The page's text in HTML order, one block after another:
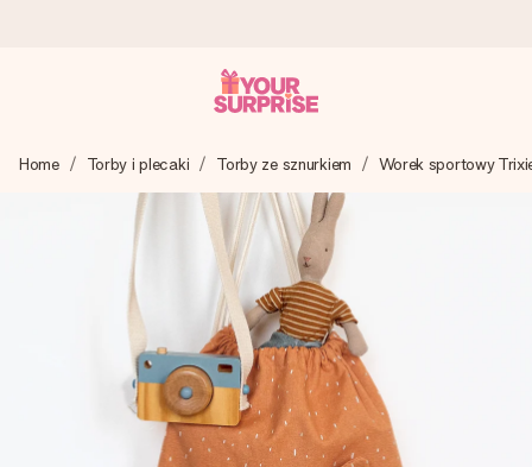
Tworzymy Twój prezent z troską i wysyłamy go w mgnieniu
oka – dzięki czemu możesz go dać dokładnie we
właściwym momencie, kiedy ma to największe znaczenie
4,7 (na podstawie +15 000 opinii)
Nasze prezenty inspirują. Klienci oceniają nas na 4,7 w
Google Reviews.
Home Torby i plecaki Torby ze sznurkiem Worek sportowy